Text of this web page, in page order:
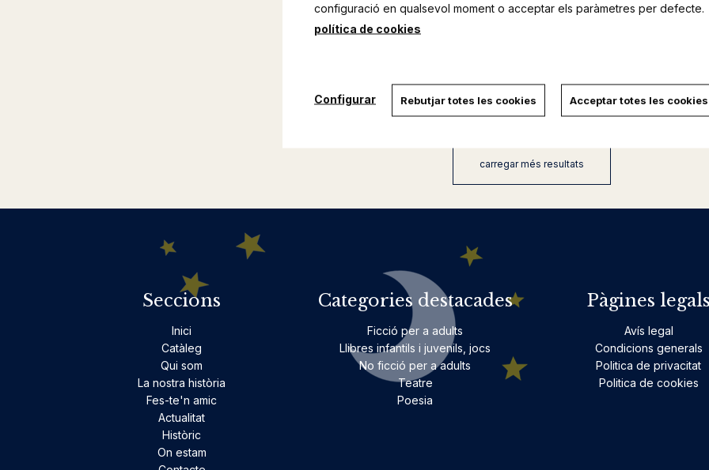
carregar més resultats
Seccions
Inici
Catàleg
Qui som
La nostra història
Fes-te'n amic
Actualitat
Històric
On estam
Categories destacades
Ficció per a adults
Llibres infantils i juvenils, jocs
No ficció per a adults
Teatre
Poesia
Pàgines legals
Avís legal
Condicions generals
Politica de privacitat
Politica de cookies
configuració en qualsevol moment o acceptar els paràmetres per defecte.
política de cookies
Configurar Rebutjar totes les cookies Acceptar totes les cookies